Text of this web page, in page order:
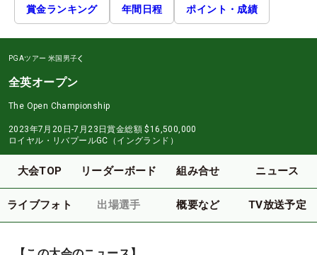
賞金ランキング 年間日程 ポイント・成績
PGAツアー 米国男子
全英オープン
The Open Championship
2023年7月20日-7月23日賞金総額 $16,500,000
ロイヤル・リバプールGC（イングランド）
大会TOP リーダーボード 組み合せ ニュース
ライブフォト 出場選手 概要など TV放送予定